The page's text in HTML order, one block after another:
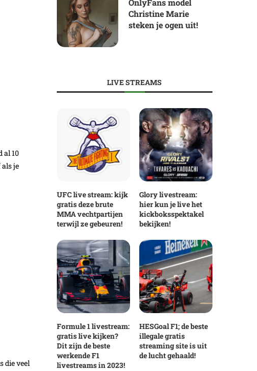
al 10
je
die veel
OnlyFans model
Christine Marie
steken je ogen uit!
LIVE STREAMS
UFC live stream: kijk
gratis deze brute
MMA vechtpartijen
terwijl ze gebeuren!
Glory livestream:
hier kun je live het
kickboksspektakel
bekijken!
Formule 1 livestream:
gratis live kijken?
Dit zijn de beste
werkende F1
livestreams in 2023!
HESGoal F1; de beste
illegale gratis
streaming site is uit
de lucht gehaald!